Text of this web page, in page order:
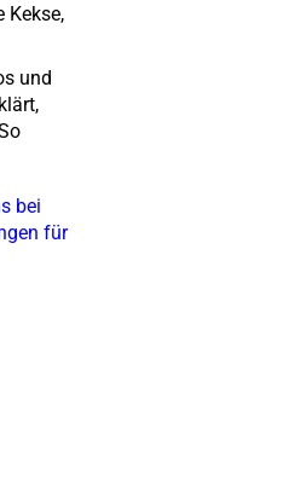
Kekse,
und
bei
für